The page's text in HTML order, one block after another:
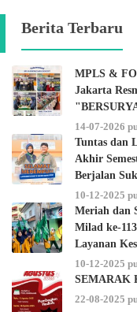
Berita Terbaru
MPLS &
Jakarta
14-07-2026
Tuntas dan
Akhir
Berjalan
10-12-2025
Meriah dan
Milad ke-
Layanan
10-12-2025
SEMARAK
22-08-2025